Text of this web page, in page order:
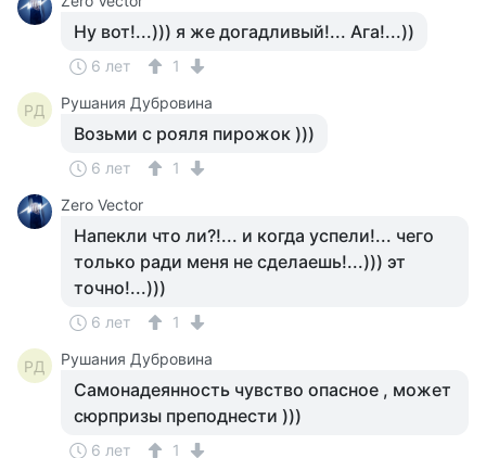
Ну вот!...))) я же догадливый!... Ага!...))
6 лет 1
РД Рушания Дубровина
Возьми с рояля пирожок )))
6 лет
1
Zero Vector
Напекли что ли?!... и когда успели!... чего
только ради меня не сделаешь!...))) эт
точно!...)))
6 лет 1
РД Рушания Дубровина
Самонадеянность чувство опасное , может
сюрпризы преподнести )))
6 лет 1